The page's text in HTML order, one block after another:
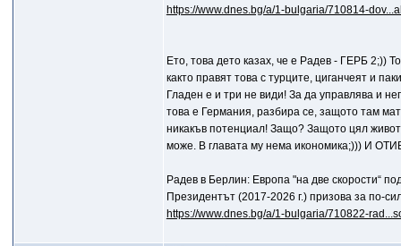
https://www.dnes.bg/a/1-bulgaria/710814-
Ето, това дето казах, че е Радев - ГЕРБ 2;))
както правят това с турците, циганчеят и
Гладен е и три не види! За да управлява и
това е Германия, разбира се, защото там
никакъв потенциал! Защо? Защото цял
може. В главата му нема икономика;)))
Радев в Берлин: Европа "на две скорости“
Президентът (2017-2026 г.) призова за по-
https://www.dnes.bg/a/1-bulgaria/710822-